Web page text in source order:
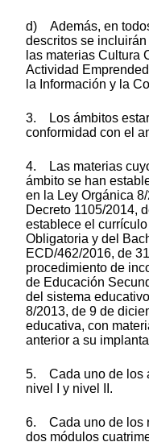
d) Además, en
descritos se
las materias Cultura
Actividad
la Información y la
3. Los ámbitos
conformidad con el
4. Las materias
ámbito se han
en la Ley Orgánica
Decreto 1105/2014,
establece el
Obligatoria y del
ECD/462/2016, de
procedimiento de
de Educación
del sistema
8/2013, de 9 de
educativa, con
anterior a su
5. Cada uno de los
nivel I y nivel II.
6. Cada uno de los
dos módulos